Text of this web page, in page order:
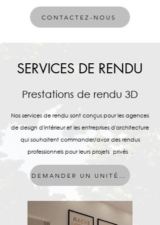
CONTACTEZ-NOUS
SERVICES DE RENDU
Prestations de rendu 3D
Nos services de rendu sont conçus pour les agences
de design d'intérieur et les entreprises d'architecture
qui souhaitent commander/avoir des rendus
professionnels pour leurs projets privés .